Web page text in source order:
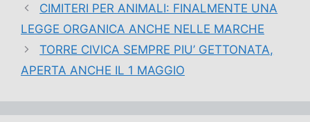
CIMITERI PER ANIMALI: FINALMENTE UNA
LEGGE ORGANICA ANCHE NELLE MARCHE
TORRE CIVICA SEMPRE PIU’ GETTONATA,
APERTA ANCHE IL 1 MAGGIO